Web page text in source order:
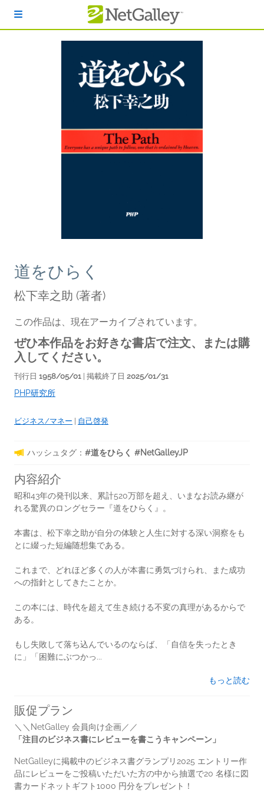
道をひらく
松下幸之助 (著者)
この作品は、現在アーカイブされています。
ぜひ本作品をお好きな書店で注文、または購
入してください。
刊行日 1958/05/01 | 掲載終了日 2025/01/31
PHP研究所
ビジネス/マネー 自己啓発
ハッシュタグ： #道をひらく #NetGalleyJP
内容紹介
昭和43年の発刊以来、累計520万部を超え、いまなお読み継が
れる驚異のロングセラー『道をひらく』。
本書は、松下幸之助が自分の体験と人生に対する深い洞察をも
とに綴った短編随想集である。
これまで、どれほど多くの人が本書に勇気づけられ、また成功
への指針としてきたことか。
この本には、時代を超えて生き続ける不変の真理があるからで
ある。
もし失敗して落ち込んでいるのならば、「自信を失ったとき
に」「困難にぶつかっ...
もっと読む
販促プラン
＼＼NetGalley 会員向け企画／／
「注目のビジネス書にレビューを書こうキャンペーン」
NetGalleyに掲載中のビジネス書グランプリ2025 エントリー作
品にレビューをご投稿いただいた方の中から抽選で20 名様に図
書カードネットギフト1000 円分をプレゼント！